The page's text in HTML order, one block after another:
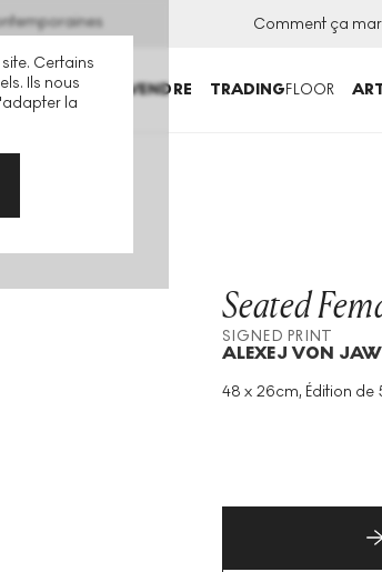
Certains
Ils nous
la
Comment ça
ACHETER VENDRE TRADINGFLOOR
Seated
SIGNED PRINT
ALEXEJ VON
48 x 26cm, Édition de
Technique: